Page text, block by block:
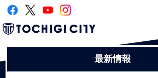
最新情報